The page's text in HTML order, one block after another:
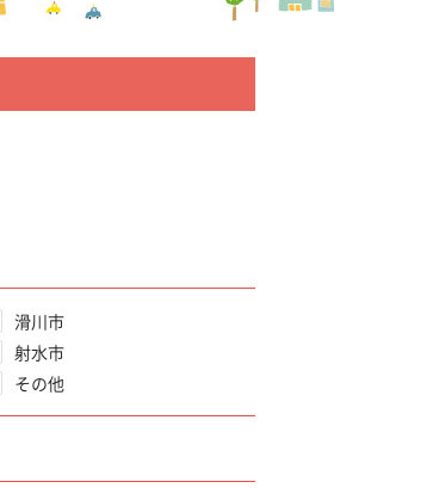
滑川市
射水市
その他